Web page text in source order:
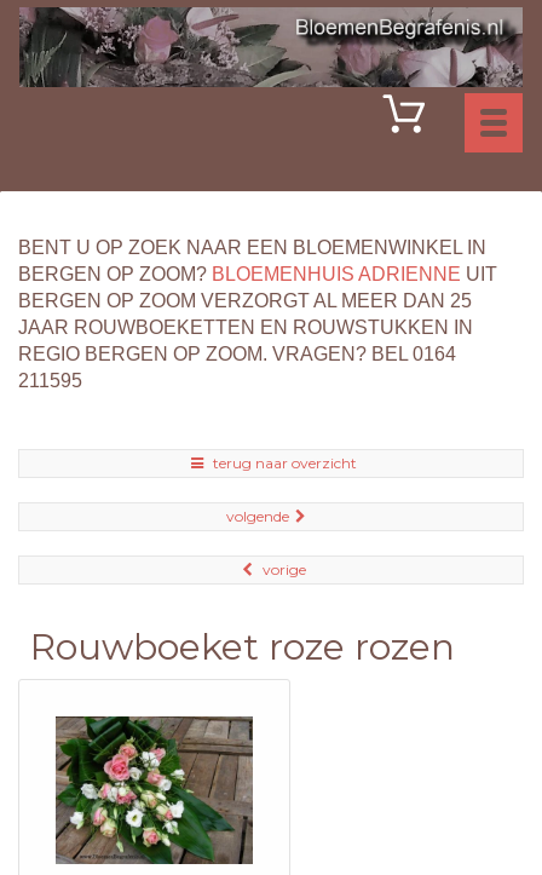
BENT U OP ZOEK NAAR EEN BLOEMENWINKEL IN
BERGEN OP ZOOM? BLOEMENHUIS ADRIENNE UIT
BERGEN OP ZOOM VERZORGT AL MEER DAN 25
JAAR ROUWBOEKETTEN EN ROUWSTUKKEN IN
REGIO BERGEN OP ZOOM. VRAGEN? BEL 0164
211595
terug naar overzicht
volgende
vorige
Rouwboeket roze rozen